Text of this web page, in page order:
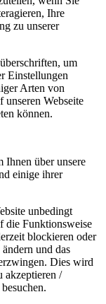
Ihre
zu unserer
um
Einstellungen
Arten von
Webseite
können.
Ihnen über unsere
einige ihrer
unbedingt
die Funktionsweise
blockieren oder
und das
Dies wird
akzeptieren /